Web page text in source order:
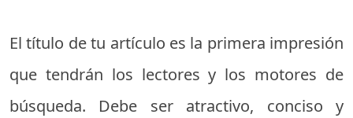
El título de tu artículo es la primera impresión
que tendrán los lectores y los motores de
búsqueda. Debe ser atractivo, conciso y